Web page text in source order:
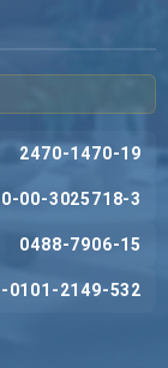
2470-1470-19
00-3025718-3
0488-7906-15
0101-2149-532